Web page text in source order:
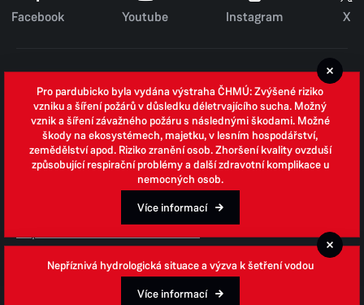
Facebook Youtube Instagram X
Zpracování osobních údajů
Whistleblowing
Open data
Povinně zveřejňované informace
Prohlášení o přístupnosti
Odpovědi na žádosti o informace
Jednotné environmentální stanovisko
Pro pardubicko byla vydána výstraha ČHMÚ: Zvýšené riziko
vzniku a šíření požárů v důsledku déletrvajícího sucha. Možný
vznik a šíření závažného požáru s následnými škodami. Možné
škody na ekosystémech, majetku, v lesním hospodářství,
zemědělství apod. Riziko zranění osob. Zhoršení kvality ovzduší
způsobující respirační problémy a další zdravotní komplikace u
nemocných osob.
Více informací
Nepříznivá hydrologická situace a výzva k šetření vodou
Více informací